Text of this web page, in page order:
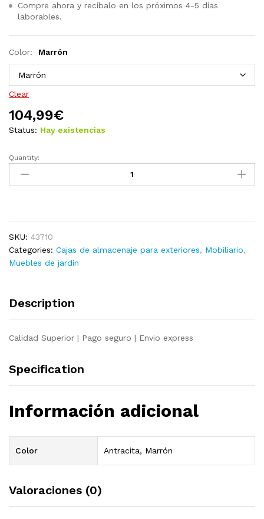
Compre ahora y recíbalo en los próximos 4-5 días
laborables.
Color: Marrón
Clear
104,99€
Status: Hay existencias
Caja
almacenamiento
ratán
PP
120x56x63
Quantity:
SKU: 43710
Categories: Cajas de almacenaje para exteriores, Mobiliario,
Muebles de jardín
Description
Calidad Superior | Pago seguro | Envio express
Specification
Información adicional
Color Antracita, Marrón
Valoraciones (0)